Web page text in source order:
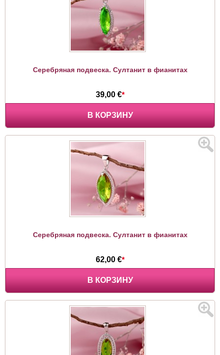
Серебряная подвеска. Султанит в фианитах
39,00 €*
В КОРЗИНУ
Серебряная подвеска. Султанит в фианитах
62,00 €*
В КОРЗИНУ